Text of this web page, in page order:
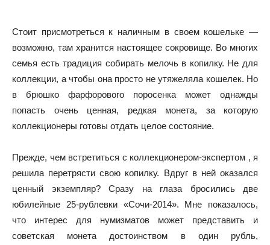
Стоит присмотреться к наличным в своем кошельке —
возможно, там хранится настоящее сокровище. Во многих
семья есть традиция собирать мелочь в копилку. Не для
коллекции, а чтобы она просто не утяжеляла кошелек. Но
в брюшко фарфорового поросенка может однажды
попасть очень ценная, редкая монета, за которую
коллекционеры готовы отдать целое состояние.
Прежде, чем встретиться с коллекционером-экспертом , я
решила перетрясти свою копилку. Вдруг в ней оказался
ценный экземпляр? Сразу на глаза бросились две
юбилейные 25-рублевки «Сочи-2014». Мне показалось,
что интерес для нумизматов может представить и
советская монета достоинством в один рубль,